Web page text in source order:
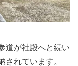
道が社殿へと続い
されています。